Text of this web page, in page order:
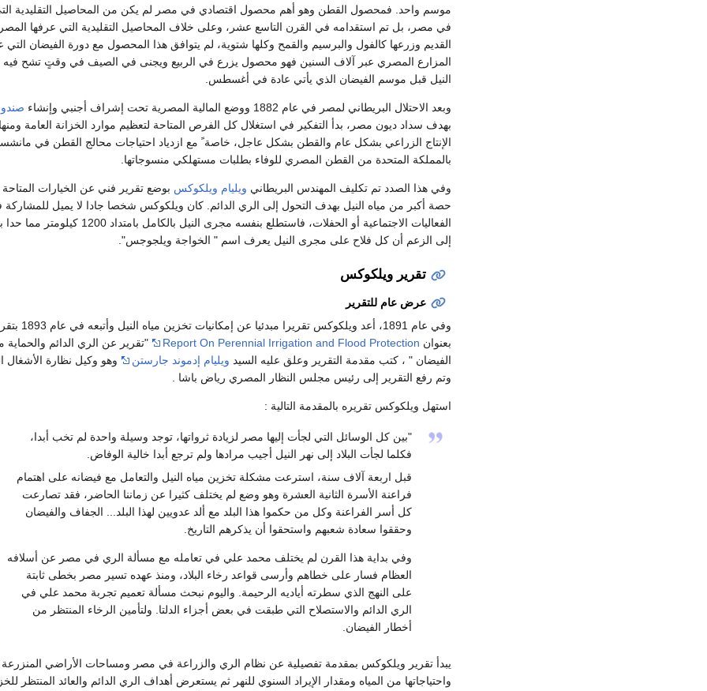
موسم واحد. فمحصول القطن وهو أهم محصول اقتصادي في مصر لم يكن من المحاصيل التقليدية
في مصر، بل تم استقدامه في القرن التاسع عشر، وعلى خلاف المحاصيل التقليدية التي عرفها
القديم وزرعها كالفول والبرسيم والقمح وكلها شتوية، لم يتوافق هذا المحصول مع دورة الفيضان التي
المزارع المصري عبر آلاف السنين فهو محصول يزرع في الربيع ويجنى في الصيف في وقتٍ تشح فيه
النيل قبل موسم الفيضان الذي يأتي عادة في أغسطس.
وبعد الاحتلال البريطاني لمصر في عام 1882 ووضع المالية المصرية تحت إشراف أجنبي وإنشاء
بهدف سداد ديون مصر، بدأ التفكير في استغلال كل الفرص المتاحة لتعظيم موارد الخزانة العامة ومنها
الإنتاج الزراعي بشكل عام والقطن بشكل عاجل، خاصة ً مع ازدياد احتياجات محالج القطن في
بالمملكة المتحدة من القطن المصري للوفاء بطلبات مستهلكي منسوجاتها.
وفي هذا الصدد تم تكليف المهندس البريطاني ويليام ويلكوكس بوضع تقرير فني عن الخيارات المتاحة
حصة أكبر من مياه النيل بهدف التحول إلى الري الدائم. كان ويلكوكس شخصا جادا لا يميل
الفعاليات الاجتماعية أو الحفلات، فاستطلع بنفسه مجرى النيل بالكامل
إلى الزعم أن كل فلاح على مجرى النيل يعرف اسم " الخواجة ويلجوجس".
تقرير ويلكوكس
عرض عام للتقرير
وفي عام 1891، أعد ويلكوكس
بعنوان Report On Perennial Irrigation and Flood Protection
"تقرير عن الري الدائم والحماية
الفيضان " ، كتب مقدمة التقرير وعلق عليه السيد ويليام إدموند جارستن
وهو وكيل نظارة الأشغال
وتم رفع التقرير إلى رئيس مجلس النظار المصري رياض باشا .
استهل ويلكوكس تقريره بالمقدمة التالية :
"بين كل الوسائل التي لجأت إليها مصر لزيادة ثرواتها، توجد وسيلة واحدة لم تخب أبدا،
فكلما لجأت البلاد إلى نهر النيل أجيب مرادها ولم ترجع أبدا خالية الوفاض.
قبل اربعة آلاف سنة، استرعت مشكلة تخزين مياه النيل والتعامل مع فيضانه على اهتمام
فراعنة الأسرة الثانية العشرة وهو وضع لم يختلف كثيرا عن زماننا الحاضر، فقد تصارعت
كل أسر الفراعنة وكل من حكموا هذا البلد مع ألد عدويين لهذا البلد... الجفاف والفيضان
وحققوا سعادة شعبهم واستحقوا أن يذكرهم التاريخ.
وفي بداية هذا القرن لم يختلف محمد علي في تعامله مع مسألة الري في مصر عن أسلافه
العظام فسار على خطاهم وأرسى قواعد رخاء البلاد، ومنذ عهده تسير مصر بخطى ثابتة
على النهج الذي سطرته أياديه الرحيمة. واليوم نبحث مسألة تعميم تجربة محمد علي في
الري الدائم والاستصلاح التي طبقت في بعض أجزاء الدلتا. ولتأمين الرخاء المنتظر من
أخطار الفيضان.
يبدأ تقرير ويلكوكس بمقدمة تفصيلية عن نظام الري والزراعة في مصر ومساحات الأراضي المنزرعة
واحتياجاتها من المياه ومقدار الإيراد السنوي للنهر ثم يستعرض أهداف الري الدائم والعائد المنتظر